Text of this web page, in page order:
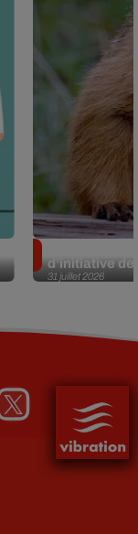
31 juillet 2026
d’initiative